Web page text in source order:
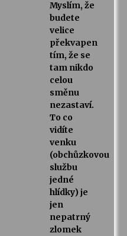
Myslím, že
budete
velice
překvapen
tím, že se
tam nikdo
celou
směnu
nezastaví.
To co
vidíte
venku
(obchůzkovou
službu
jedné
hlídky) je
jen
nepatrný
zlomek